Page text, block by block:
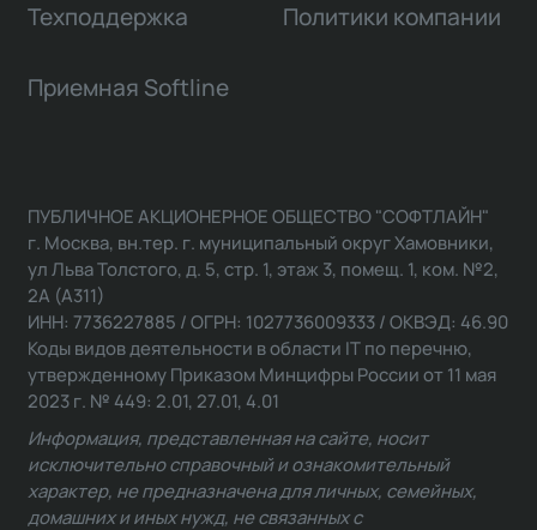
Техподдержка Политики компании
Приемная Softline
ПУБЛИЧНОЕ АКЦИОНЕРНОЕ ОБЩЕСТВО "СОФТЛАЙН"
г. Москва, вн.тер. г. муниципальный округ Хамовники,
ул Льва Толстого, д. 5, стр. 1, этаж 3, помещ. 1, ком. №2,
2А (А311)
ИНН: 7736227885 / ОГРН: 1027736009333 / ОКВЭД: 46.90
Коды видов деятельности в области IT по перечню,
утвержденному Приказом Минцифры России от 11 мая
2023 г. № 449: 2.01, 27.01, 4.01
Информация, представленная на сайте, носит
исключительно справочный и ознакомительный
характер, не предназначена для личных, семейных,
домашних и иных нужд, не связанных с